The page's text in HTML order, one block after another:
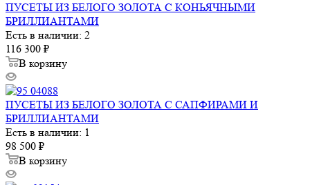
ПУСЕТЫ ИЗ БЕЛОГО ЗОЛОТА С КОНЬЯЧНЫМИ
БРИЛЛИАНТАМИ
Есть в наличии: 2
116 300 ₽
В корзину
ПУСЕТЫ ИЗ БЕЛОГО ЗОЛОТА С САПФИРАМИ И
БРИЛЛИАНТАМИ
Есть в наличии: 1
98 500 ₽
В корзину